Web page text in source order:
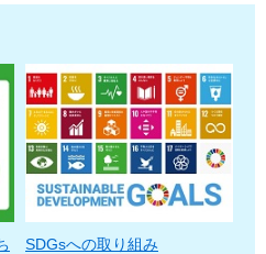
SDGsへの取り組み